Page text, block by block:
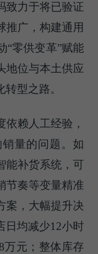
致力于将已验证
推广，构建通用
“零供变革”赋能
地位与本土供应
型之路。
赖人工经验，
量的问题。如
能补货系统，可
节奏等变量精准
案，大幅提升决
日均减少12小时
万元；整体库存